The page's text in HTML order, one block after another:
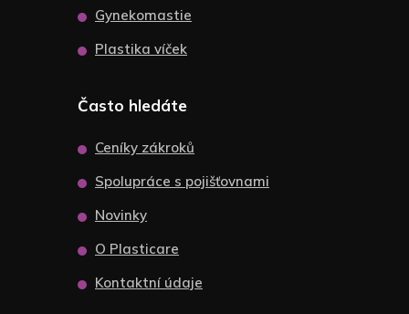
Gynekomastie
Plastika víček
Často hledáte
Ceníky zákroků
Spolupráce s pojišťovnami
Novinky
O Plasticare
Kontaktní údaje